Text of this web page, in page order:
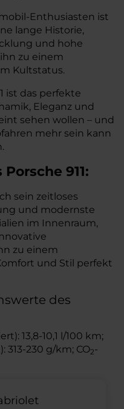
Enthusiasten ist
lange Historie,
und hohe
zu einem
Kultstatus.
ist das perfekte
Eleganz und
sehen wollen – und
mehr sein kann
Porsche 911:
sein zeitloses
und modernste
im Innenraum,
zu einem
und Stil perfekt
des
13,8-10,1 l/100 km;
230 g/km; CO2-